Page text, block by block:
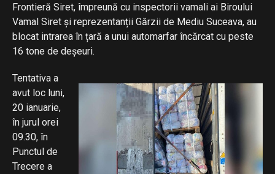
Frontieră Siret, împreună cu inspectorii vamali ai Biroului
Vamal Siret și reprezentanții Gărzii de Mediu Suceava, au
blocat intrarea în țară a unui automarfar încărcat cu peste
16 tone de deșeuri.
Tentativa a
avut loc luni,
20 ianuarie,
în jurul orei
09.30, în
Punctul de
Trecere a